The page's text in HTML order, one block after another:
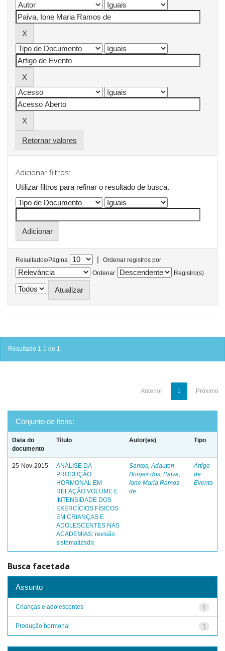
Retornar valores
Adicionar filtros:
Utilizar filtros para refinar o resultado de busca.
Resultados/Página |
Ordenar registros por
Ordenar
Registro(s)
Resultado 1-1 de 1.
Anterior 1 Próximo
Conjunto de itens:
Data do
documento
Título Autor(es) Tipo
25-Nov-2015
ANÁLISE DA
PRODUÇÃO
HORMONAL EM
RELAÇÃO VOLUME E
INTENSIDADE DOS
EXERCÍCIOS FÍSICOS
EM CRIANÇAS E
ADOLESCENTES NAS
ACADEMIAS: revisão
sistematizada
Santos, Adauton
Borges dos; Paiva,
Ione Maria Ramos
de
Artigo
de
Evento
Busca facetada
Assunto
1
Crianças e adolescentes
1
Produção hormonal